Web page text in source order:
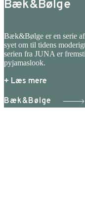
Bæk&Bølge
Bæk&Bølge er en serie
syet om til tidens
serien fra JUNA er
pyjamaslook.
+ Læs mere
Bæk&Bølge